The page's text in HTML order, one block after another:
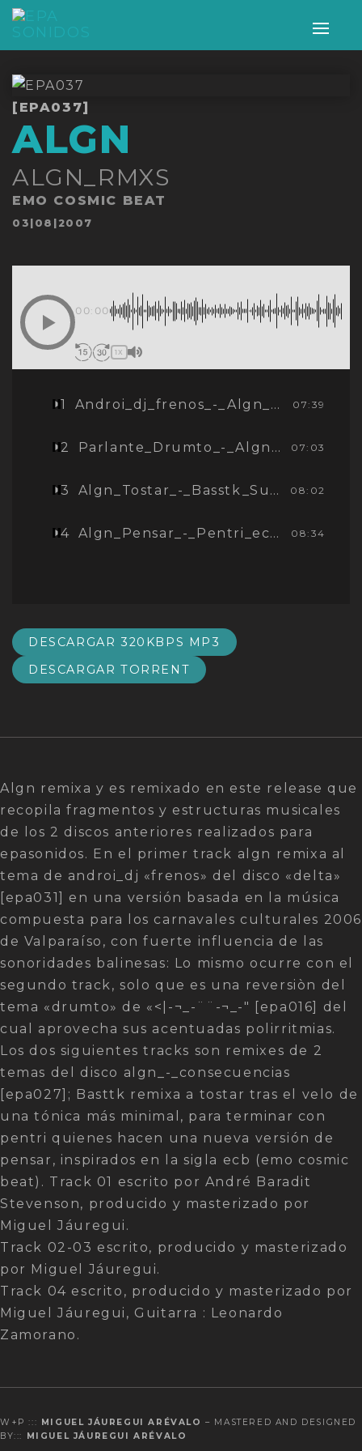
[EPA037]
ALGN
ALGN_RMXS
EMO COSMIC BEAT
Publicado
03|08|2007
00:00
1X
1 Androi_dj_frenos_-_Algn_Balinese.rmx 07:39
2 Parlante_Drumto_-_Algn_Tribaldat.rmx.mp3 07:03
3 Algn_Tostar_-_Basstk_Supratonic.rmx 08:02
4 Algn_Pensar_-_Pentri_ecb.rmx 08:34
DESCARGAR 320KBPS MP3
DESCARGAR TORRENT
Algn remixa y es remixado en este release que
recopila fragmentos y estructuras musicales
de los 2 discos anteriores realizados para
epasonidos. En el primer track algn remixa al
tema de androi_dj «frenos» del disco «delta»
[epa031] en una versión basada en la música
compuesta para los carnavales culturales 2006
de Valparaíso, con fuerte influencia de las
sonoridades balinesas: Lo mismo ocurre con el
segundo track, solo que es una reversiòn del
tema «drumto» de «<|-¬_-¨¨-¬_-" [epa016] del
cual aprovecha sus acentuadas polirritmias.
Los dos siguientes tracks son remixes de 2
temas del disco algn_-_consecuencias
[epa027]; Basttk remixa a tostar tras el velo de
una tónica más minimal, para terminar con
pentri quienes hacen una nueva versión de
pensar, inspirados en la sigla ecb (emo cosmic
beat). Track 01 escrito por André Baradit
Stevenson, producido y masterizado por
Miguel Jáuregui.
Track 02-03 escrito, producido y masterizado
por Miguel Jáuregui.
Track 04 escrito, producido y masterizado por
Miguel Jáuregui, Guitarra : Leonardo
Zamorano.
W+P ::: MIGUEL JÁUREGUI ARÉVALO – MASTERED AND DESIGNED
BY:::
MIGUEL JÁUREGUI ARÉVALO